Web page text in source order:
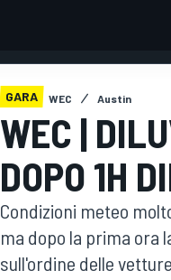
GARA WEC Austin
WEC |
DOPO 1H
Condizioni meteo
ma dopo la prima ora
sull'ordine delle